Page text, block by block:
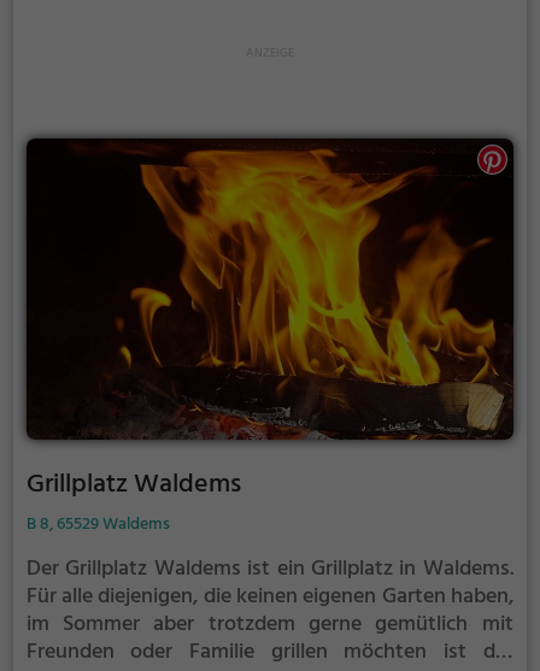
Grillplatz Waldems
B 8, 65529 Waldems
Der Grillplatz Waldems ist ein Grillplatz in Waldems.
Für alle diejenigen, die keinen eigenen Garten haben,
im Sommer aber trotzdem gerne gemütlich mit
Freunden oder Familie grillen möchten ist der